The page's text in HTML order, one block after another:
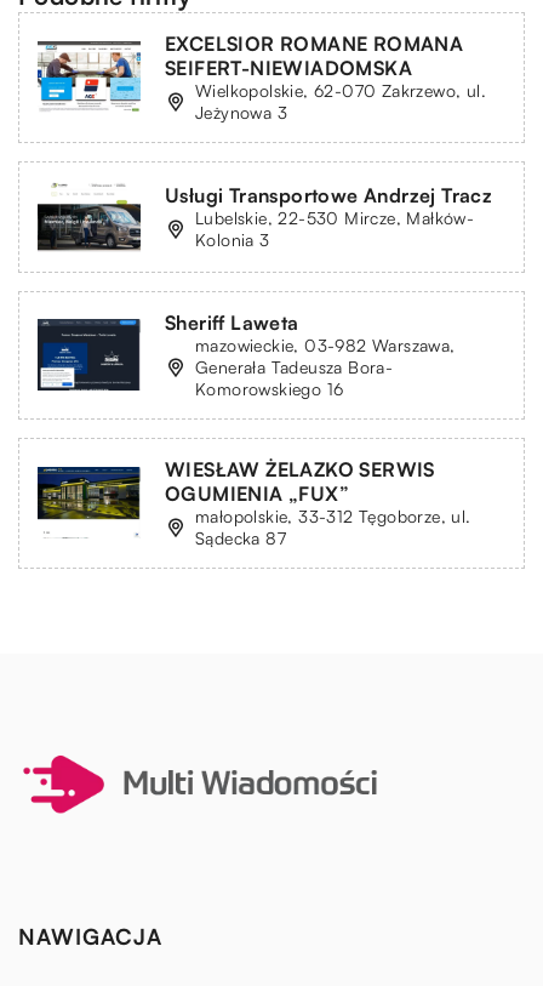
EXCELSIOR ROMANE ROMANA
SEIFERT-NIEWIADOMSKA
Wielkopolskie, 62-070 Zakrzewo, ul.
Jeżynowa 3
Usługi Transportowe Andrzej Tracz
Lubelskie, 22-530 Mircze, Małków-
Kolonia 3
Sheriff Laweta
mazowieckie, 03-982 Warszawa,
Generała Tadeusza Bora-
Komorowskiego 16
WIESŁAW ŻELAZKO SERWIS
OGUMIENIA „FUX”
małopolskie, 33-312 Tęgoborze, ul.
Sądecka 87
NAWIGACJA